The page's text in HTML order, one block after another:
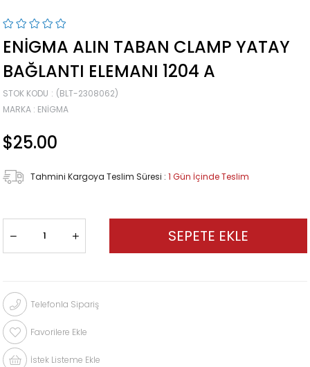
ENIGMA ALIN TABAN CLAMP YATAY
BAĞLANTI ELEMANI 1204 A
STOK KODU
(BLT-2308062)
MARKA : ENIGMA
$25.00
Tahmini Kargoya Teslim Süresi : 1 Gün İçinde Teslim
Telefonla Sipariş
Favorilere Ekle
İstek Listeme Ekle